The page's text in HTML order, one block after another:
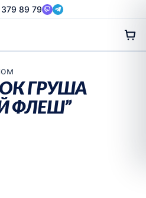
89 79
ГРУША
ФЛЕШ”